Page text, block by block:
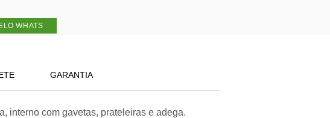
GARANTIA
interno com gavetas, prateleiras e adega.
WHATS